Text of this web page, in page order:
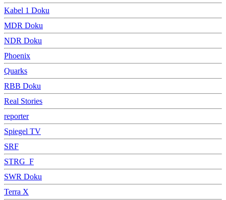
Kabel 1 Doku
MDR Doku
NDR Doku
Phoenix
Quarks
RBB Doku
Real Stories
reporter
Spiegel TV
SRF
STRG_F
SWR Doku
Terra X